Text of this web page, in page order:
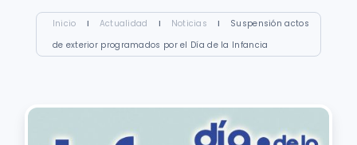
Inicio I Actualidad I Noticias I
Suspensión actos
de exterior programados por el Día de la Infancia